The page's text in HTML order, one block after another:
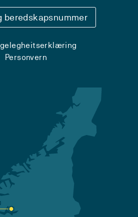
beredskapsnummer
Personvern